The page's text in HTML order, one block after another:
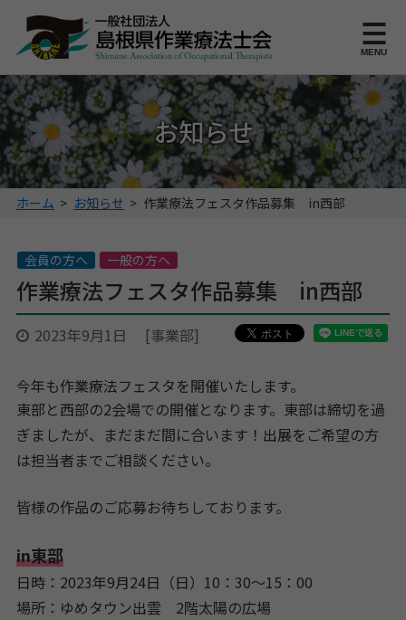
このページの本文へ
MENU
お知らせ
こ
ー
ジ
の
位
置:
ホーム > お知らせ > 作業療法フェスタ作品募集 in西部
会員の方へ 一般の方へ
作業療法フェスタ作品募集 in西部
2023年9月1日 [事業部]
今年も作業療法フェスタを開催いたします。
東部と西部の2会場での開催となります。東部は締切を過
ぎましたが、まだまだ間に合います！出展をご希望の方
は担当者までご相談ください。
皆様の作品のご応募お待ちしております。
in東部
日時：2023年9月24日（日）10：30～15：00
場所：ゆめタウン出雲 2階太陽の広場